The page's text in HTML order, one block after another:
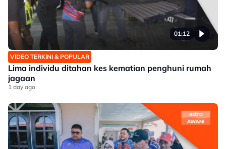
01:12
VIDEO TERKINI & POPULAR
Lima individu ditahan kes kematian penghuni rumah
jagaan
1 day ago